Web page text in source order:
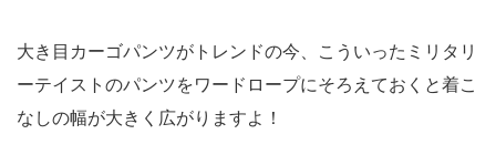
大き目カーゴパンツがトレンドの今、こういったミリタリ
ーテイストのパンツをワードロープにそろえておくと着こ
なしの幅が大きく広がりますよ！